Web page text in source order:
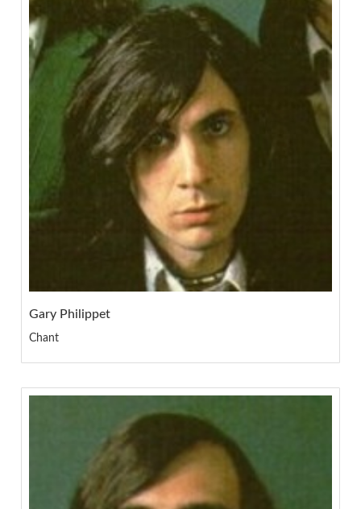
Gary Philippet
Chant